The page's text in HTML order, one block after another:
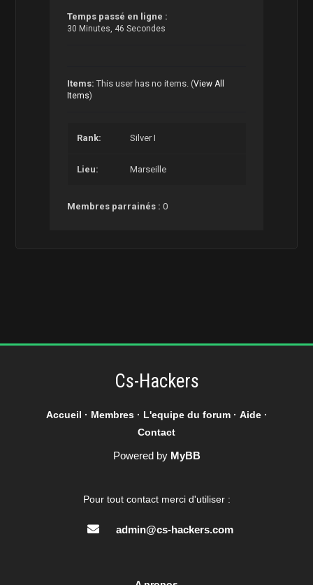
Temps passé en ligne :
30 Minutes, 46 Secondes
Items: This user has no items. (View All
Items)
Rank: Silver I
Lieu: Marseille
Membres parrainés :0
Cs-Hackers
Accueil · Membres· L'equipe du forum· Aide·
Contact
Powered by MyBB
Pour tout contact merci d'utiliser :
admin@cs-hackers.com